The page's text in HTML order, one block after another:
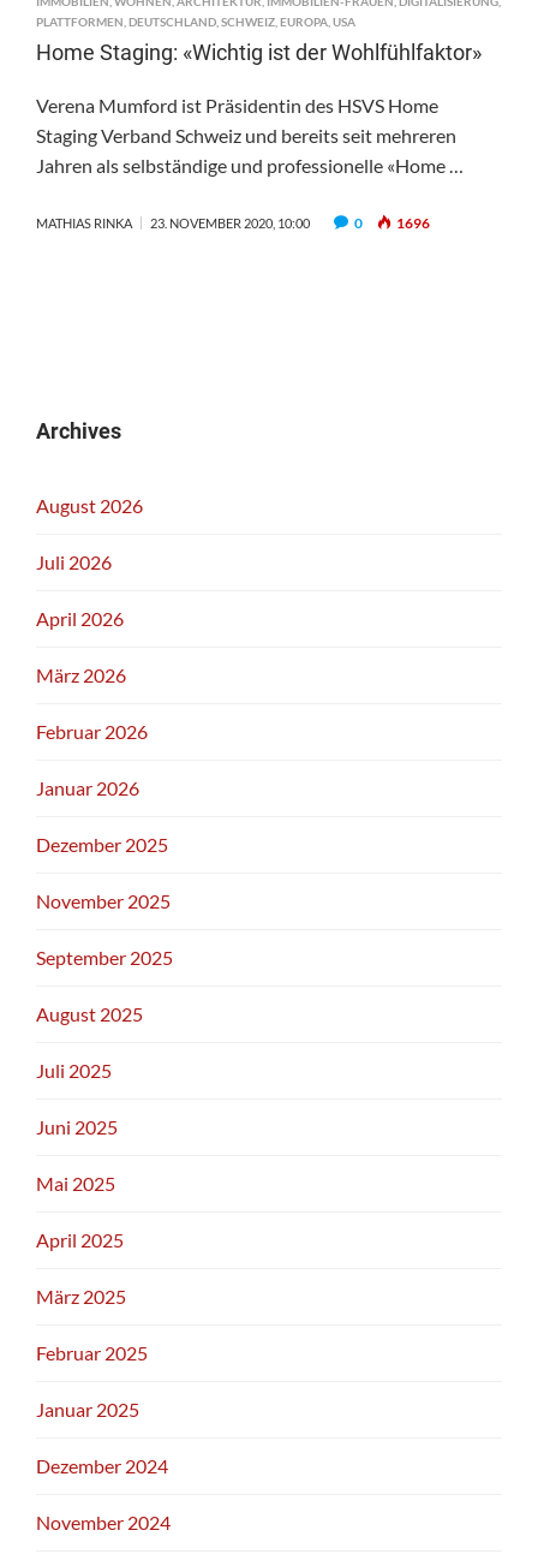
PLATTFORMEN DEUTSCHLAND SCHWEIZ EUROPA USA
Home Staging: «Wichtig ist der Wohlfühlfaktor»
Verena Mumford ist Präsidentin des HSVS Home
Staging Verband Schweiz und bereits seit mehreren
Jahren als selbständige und professionelle «Home …
MATHIAS RINKA 23. NOVEMBER 2020, 10:00 0 1696
Archives
August 2026
Juli 2026
April 2026
März 2026
Februar 2026
Januar 2026
Dezember 2025
November 2025
September 2025
August 2025
Juli 2025
Juni 2025
Mai 2025
April 2025
März 2025
Februar 2025
Januar 2025
Dezember 2024
November 2024